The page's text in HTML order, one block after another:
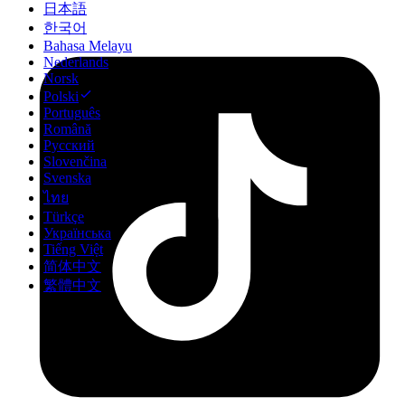
日本語
한국어
Bahasa Melayu
Nederlands
Norsk
Polski
Português
Română
Русский
Slovenčina
Svenska
ไทย
Türkçe
Українська
Tiếng Việt
简体中文
繁體中文